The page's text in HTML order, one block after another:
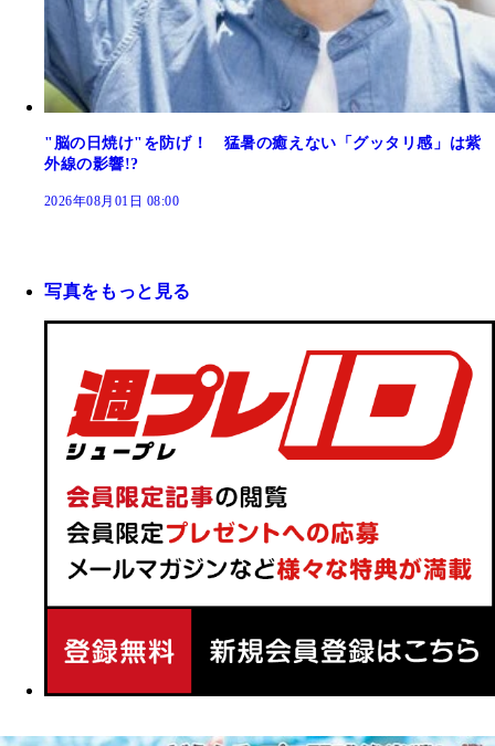
"脳の日焼け"を防げ！ 猛暑の癒えない「グッタリ感」は紫
外線の影響!?
2026年08月01日 08:00
写真をもっと見る